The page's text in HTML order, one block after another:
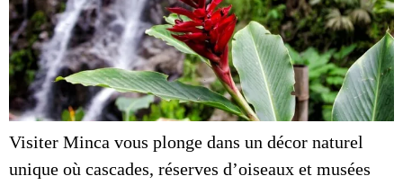
Visiter Minca vous plonge dans un décor naturel
unique où cascades, réserves d’oiseaux et musées